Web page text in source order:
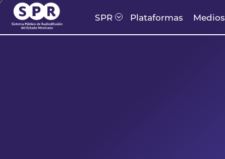
SPR Plataformas Medios